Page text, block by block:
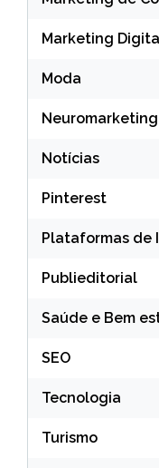
Marketing
Moda
Neuromarketing
Notícias
Pinterest
Plataformas de
Publieditorial
Saúde e Bem
SEO
Tecnologia
Turismo